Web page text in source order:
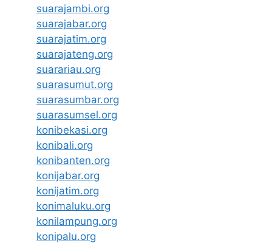
suarajambi.org
suarajabar.org
suarajatim.org
suarajateng.org
suarariau.org
suarasumut.org
suarasumbar.org
suarasumsel.org
konibekasi.org
konibali.org
konibanten.org
konijabar.org
konijatim.org
konimaluku.org
konilampung.org
konipalu.org